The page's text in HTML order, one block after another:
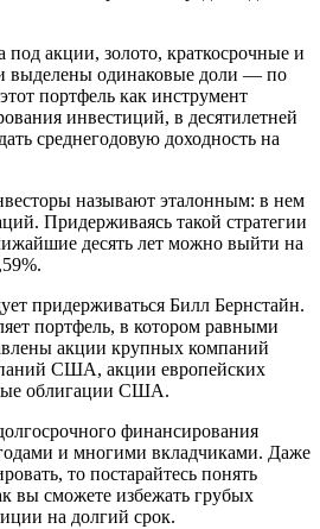
под акции, золото, краткосрочные и
выделены одинаковые доли — по
портфель как инструмент
инвестиций, в десятилетней
среднегодовую доходность на
называют эталонным: в нем
Придерживаясь такой стратегии
десять лет можно выйти на
придерживаться Билл Бернстайн.
портфель, в котором равными
акции крупных компаний
США, акции европейских
облигации США.
финансирования
и многими вкладчиками. Даже
то постарайтесь понять
вы сможете избежать грубых
на долгий срок.